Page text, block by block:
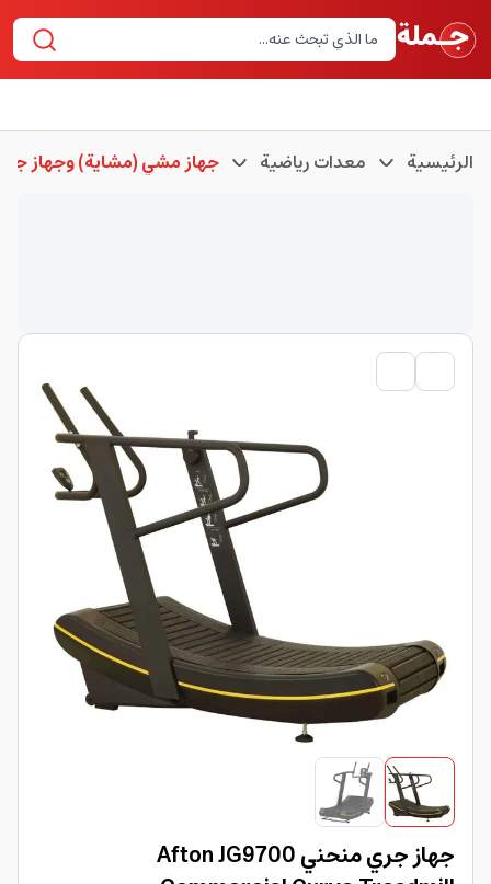
الرئيسية معدات رياضية جهاز مشي (مشاية) وجهاز
جهاز جري منحني Afton JG9700